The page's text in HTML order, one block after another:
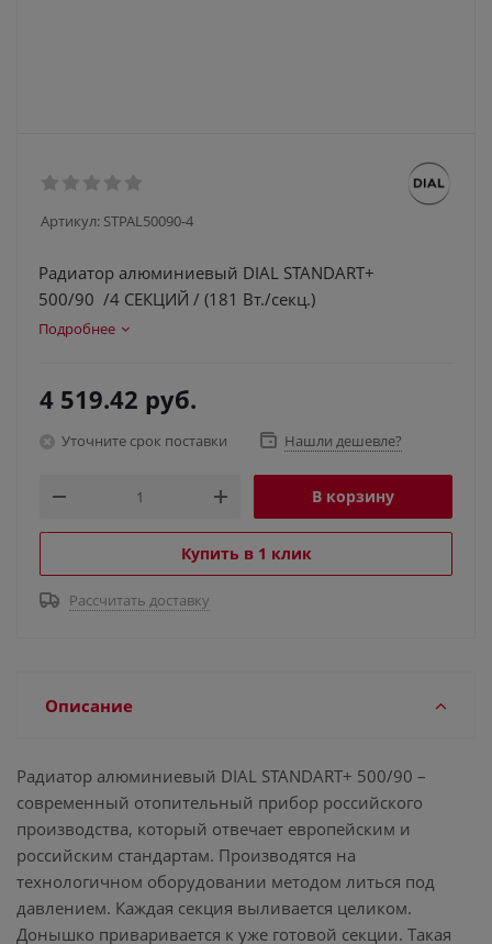
Артикул: STPAL50090-4
Радиатор алюминиевый DIAL STANDART+
500/90 /4 СЕКЦИЙ / (181 Вт./секц.)
Подробнее
4 519.42 руб.
Уточните срок поставки Нашли дешевле?
В корзину
Купить в 1 клик
Рассчитать доставку
Описание
Радиатор алюминиевый DIAL STANDART+ 500/90 –
современный отопительный прибор российского
производства, который отвечает европейским и
российским стандартам. Производятся на
технологичном оборудовании методом литься под
давлением. Каждая секция выливается целиком.
Донышко приваривается к уже готовой секции. Такая